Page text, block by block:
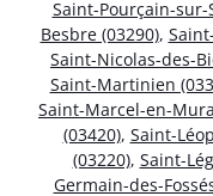
Saint-Pourçain-sur-
Besbre (03290),
Saint-Nicolas-des-
Saint-Martinien
Saint-Marcel-en-
(03420), Saint-
(03220), Saint-
Germain-des-